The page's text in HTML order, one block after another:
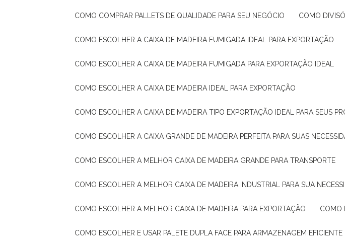
COMO COMPRAR PALLETS DE QUALIDADE PARA SEU NEGÓCIO COMO
COMO ESCOLHER A CAIXA DE MADEIRA FUMIGADA IDEAL PARA EXPORTAÇÃO
COMO ESCOLHER A CAIXA DE MADEIRA FUMIGADA PARA EXPORTAÇÃO IDEAL
COMO ESCOLHER A CAIXA DE MADEIRA IDEAL PARA EXPORTAÇÃO
COMO ESCOLHER A CAIXA DE MADEIRA TIPO EXPORTAÇÃO IDEAL PARA SEUS
COMO ESCOLHER A CAIXA GRANDE DE MADEIRA PERFEITA PARA SUAS
COMO ESCOLHER A MELHOR CAIXA DE MADEIRA GRANDE PARA TRANSPORTE
COMO ESCOLHER A MELHOR CAIXA DE MADEIRA INDUSTRIAL PARA SUA
COMO ESCOLHER A MELHOR CAIXA DE MADEIRA PARA EXPORTAÇÃO
COMO ESCOLHER E USAR PALETE DUPLA FACE PARA ARMAZENAGEM EFICIENTE